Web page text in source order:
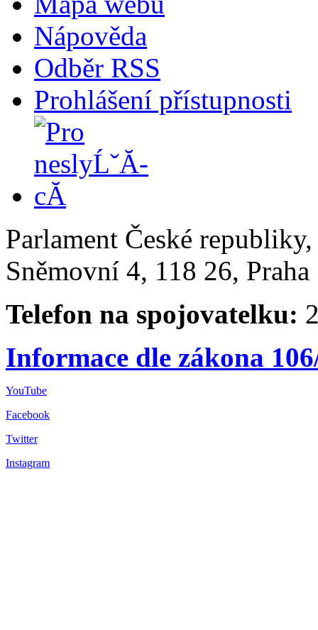
Nápověda
Odběr RSS
Prohlášení přístupnosti
Parlament České
Sněmovní 4, 118 26,
Telefon na spojovatelku:
Informace dle zákona
YouTube
Facebook
Twitter
Instagram